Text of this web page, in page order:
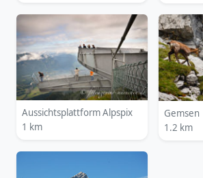
Aussichtsplattform Alpspix
1 km
Gemsen
1.2 km